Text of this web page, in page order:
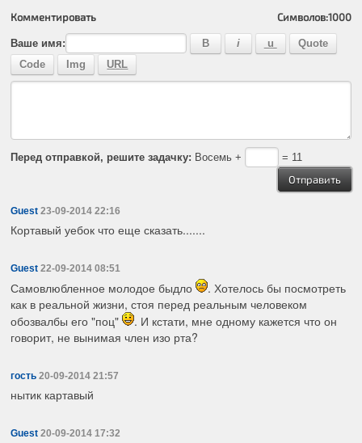
Комментировать Символов:1000
Ваше имя:
Перед отправкой, решите задачку: Восемь + = 11
Guest 23-09-2014 22:16
Кортавый уебок что еще сказать.......
Guest 22-09-2014 08:51
Самовлюбленное молодое быдло
. Хотелось бы посмотреть
как в реальной жизни, стоя перед реальным человеком
обозвалбы его "поц"
. И кстати, мне одному кажется что он
говорит, не вынимая член изо рта?
гость 20-09-2014 21:57
нытик картавый
Guest 20-09-2014 17:32